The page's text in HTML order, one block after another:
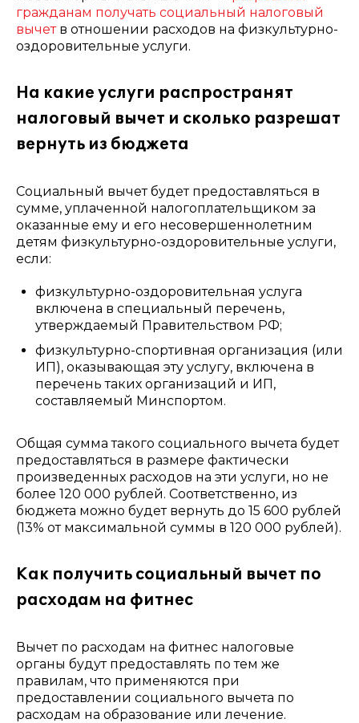
гражданам получать социальный налоговый
вычетв отношении расходов на физкультурно-
оздоровительные услуги.
На какие услуги распространят
налоговый вычет и сколько разрешат
вернуть из бюджета
Социальный вычет будет предоставляться в
сумме, уплаченной налогоплательщиком за
оказанные ему и его несовершеннолетним
детям физкультурно-оздоровительные услуги,
если:
физкультурно-оздоровительная услуга
включена в специальный перечень,
утверждаемый Правительством РФ;
физкультурно-спортивная организация (или
ИП), оказывающая эту услугу, включена в
перечень таких организаций и ИП,
составляемый Минспортом.
Общая сумма такого социального вычета будет
предоставляться в размере фактически
произведенных расходов на эти услуги, но не
более 120 000 рублей. Соответственно, из
бюджета можно будет вернуть до 15 600 рублей
(13% от максимальной суммы в 120 000 рублей).
Как получить социальный вычет по
расходам на фитнес
Вычет по расходам на фитнес налоговые
органы будут предоставлять по тем же
правилам, что применяются при
предоставлении социального вычета по
расходам на образование или лечение.